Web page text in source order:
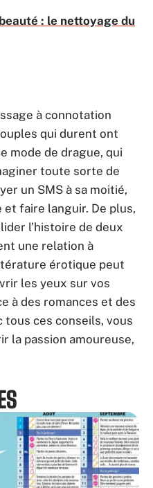
: le nettoyage du
à connotation
qui durent ont
mode de drague, qui
toute sorte de
un SMS à sa moitié,
et faire languir. De plus,
l’histoire de deux
une relation à
érotique peut
les yeux sur vos
à des romances et des
ces conseils, vous
la passion amoureuse,